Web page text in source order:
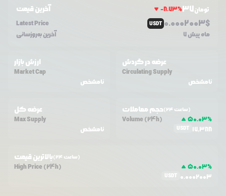
آخرین قیمت -8.73%37تومان
Latest Price
USDT 0.0002003$
آخرین به‌روزسانی 7 ماه پیش
ارزش بازار
Market Cap
نامشخص
عرضه در گردش
Circulating Supply
نامشخص
عرضه کل
Max Supply
نامشخص
حجم معاملات (24 ساعت)
Volume (24h) 50.03%
USDT 17,388
بالاترین قیمت (24 ساعت)
High Price (24h) 50.03%
USDT 0.0002003